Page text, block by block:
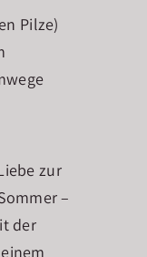
Pilze)
zur
–
der